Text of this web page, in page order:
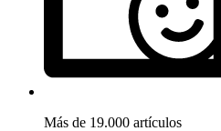
Más de 19.000 artículos